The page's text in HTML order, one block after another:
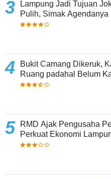
Lampung Jadi Tujuan
Pulih, Simak Agendanya
Bukit Camang Dikeruk,
Ruang padahal Belum
RMD Ajak Pengusaha
Perkuat Ekonomi